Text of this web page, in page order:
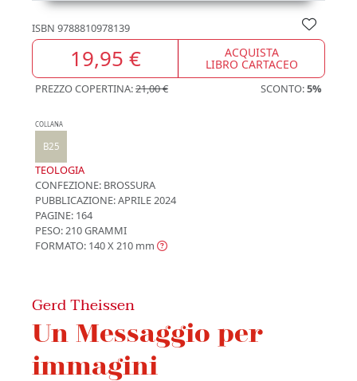
ISBN 9788810978139
19,95 € ACQUISTA
LIBRO CARTACEO
PREZZO COPERTINA:21,00 € SCONTO:5%
COLLANA
B25
TEOLOGIA
CONFEZIONE: BROSSURA
PUBBLICAZIONE:APRILE 2024
PAGINE: 164
PESO: 210 GRAMMI
FORMATO: 140 X 210 mm
Gerd Theissen
Un Messaggio per
immagini